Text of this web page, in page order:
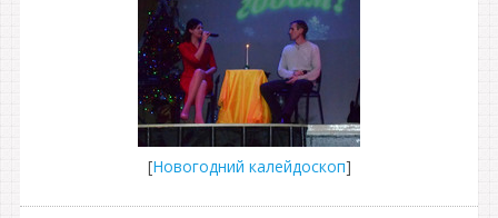
[Новогодний калейдоскоп]